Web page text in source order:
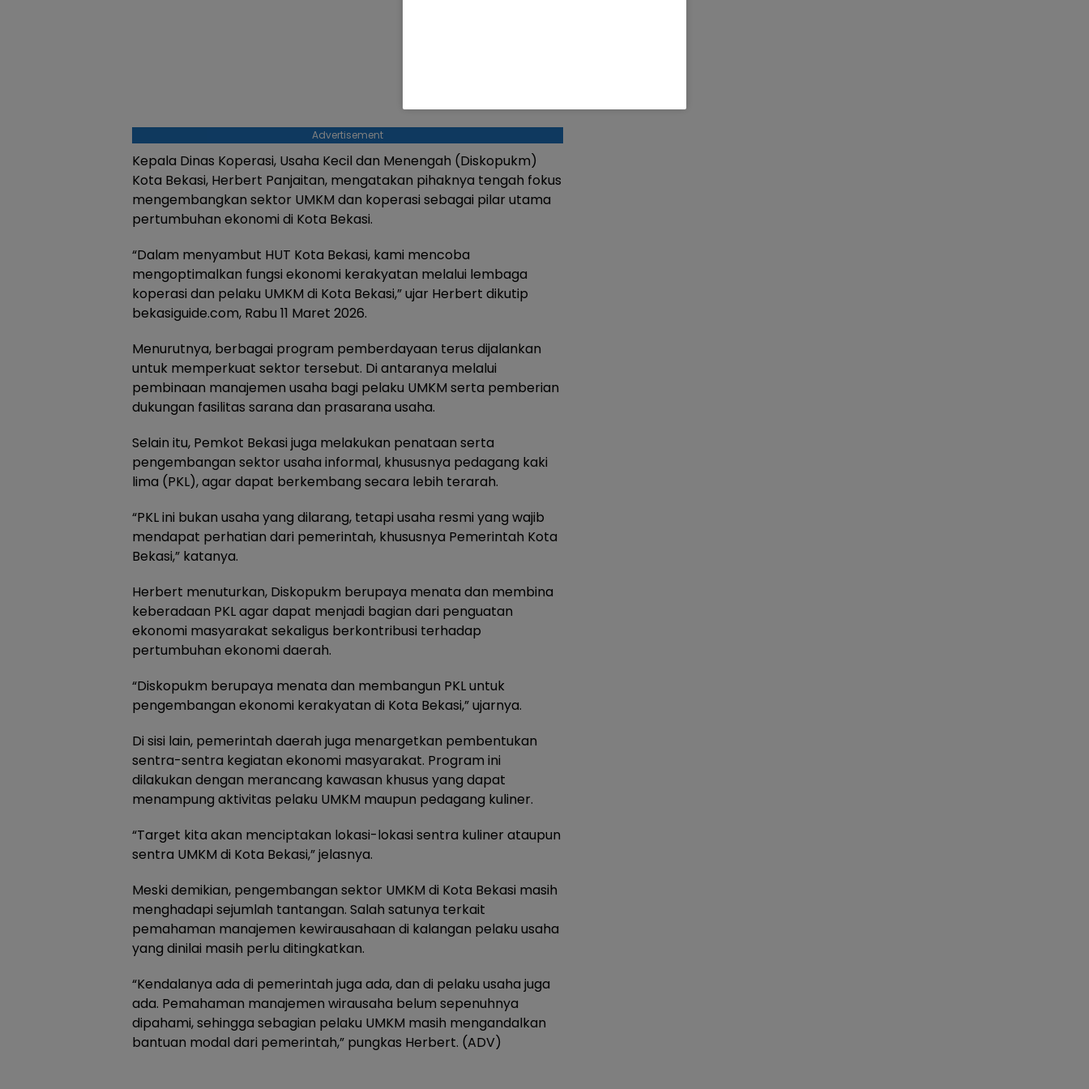
Advertisement
Kepala Dinas Koperasi, Usaha Kecil dan Menengah (Diskopukm)
Kota Bekasi, Herbert Panjaitan, mengatakan pihaknya tengah fokus
mengembangkan sektor UMKM dan koperasi sebagai pilar utama
pertumbuhan ekonomi di Kota Bekasi.
“Dalam menyambut HUT Kota Bekasi, kami mencoba
mengoptimalkan fungsi ekonomi kerakyatan melalui lembaga
koperasi dan pelaku UMKM di Kota Bekasi,” ujar Herbert dikutip
bekasiguide.com, Rabu 11 Maret 2026.
Menurutnya, berbagai program pemberdayaan terus dijalankan
untuk memperkuat sektor tersebut. Di antaranya melalui
pembinaan manajemen usaha bagi pelaku UMKM serta pemberian
dukungan fasilitas sarana dan prasarana usaha.
Selain itu, Pemkot Bekasi juga melakukan penataan serta
pengembangan sektor usaha informal, khususnya pedagang kaki
lima (PKL), agar dapat berkembang secara lebih terarah.
“PKL ini bukan usaha yang dilarang, tetapi usaha resmi yang wajib
mendapat perhatian dari pemerintah, khususnya Pemerintah Kota
Bekasi,” katanya.
Herbert menuturkan, Diskopukm berupaya menata dan membina
keberadaan PKL agar dapat menjadi bagian dari penguatan
ekonomi masyarakat sekaligus berkontribusi terhadap
pertumbuhan ekonomi daerah.
“Diskopukm berupaya menata dan membangun PKL untuk
pengembangan ekonomi kerakyatan di Kota Bekasi,” ujarnya.
Di sisi lain, pemerintah daerah juga menargetkan pembentukan
sentra-sentra kegiatan ekonomi masyarakat. Program ini
dilakukan dengan merancang kawasan khusus yang dapat
menampung aktivitas pelaku UMKM maupun pedagang kuliner.
“Target kita akan menciptakan lokasi-lokasi sentra kuliner ataupun
sentra UMKM di Kota Bekasi,” jelasnya.
Meski demikian, pengembangan sektor UMKM di Kota Bekasi masih
menghadapi sejumlah tantangan. Salah satunya terkait
pemahaman manajemen kewirausahaan di kalangan pelaku usaha
yang dinilai masih perlu ditingkatkan.
“Kendalanya ada di pemerintah juga ada, dan di pelaku usaha juga
ada. Pemahaman manajemen wirausaha belum sepenuhnya
dipahami, sehingga sebagian pelaku UMKM masih mengandalkan
bantuan modal dari pemerintah,” pungkas Herbert. (ADV)